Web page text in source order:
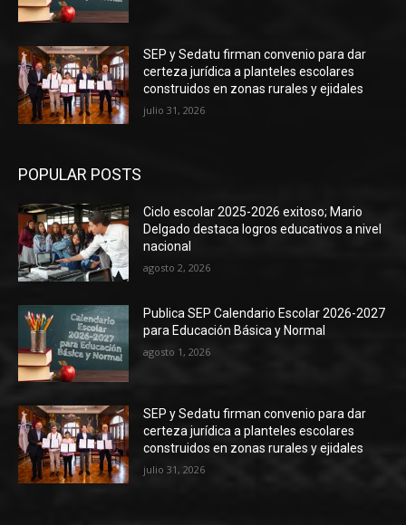
SEP y Sedatu firman convenio para dar
certeza jurídica a planteles escolares
construidos en zonas rurales y ejidales
julio 31, 2026
POPULAR POSTS
Ciclo escolar 2025-2026 exitoso; Mario
Delgado destaca logros educativos a nivel
nacional
agosto 2, 2026
Publica SEP Calendario Escolar 2026-2027
para Educación Básica y Normal
agosto 1, 2026
SEP y Sedatu firman convenio para dar
certeza jurídica a planteles escolares
construidos en zonas rurales y ejidales
julio 31, 2026